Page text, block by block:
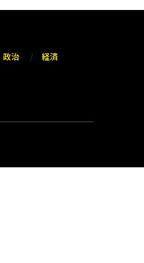
政治 経済